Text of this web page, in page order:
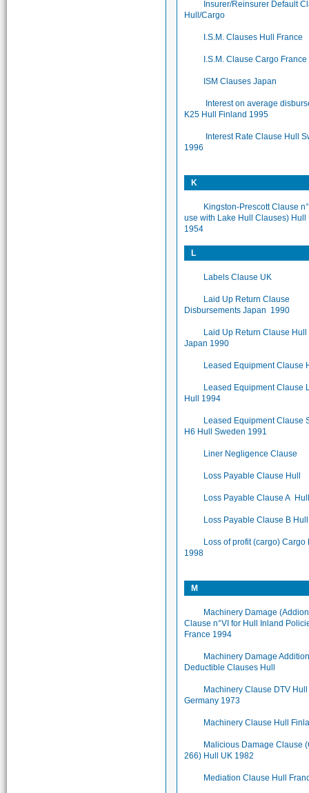
Insurer/Reinsurer Default
Hull/Cargo
I.S.M. Clauses Hull France
I.S.M. Clause Cargo
ISM Clauses Japan
Interest on average
K25 Hull Finland 1995
Interest Rate Clause Hull
1996
K
Kingston-Prescott Clause
use with Lake Hull Clauses) Hull
1954
L
Labels Clause UK
Laid Up Return Clause
Disbursements Japan 1990
Laid Up Return Clause Hull
Japan 1990
Leased Equipment Clause
Leased Equipment Clause
Hull 1994
Leased Equipment Clause
H6 Hull Sweden 1991
Liner Negligence Clause
Loss Payable Clause Hull
Loss Payable Clause A
Loss Payable Clause B
Loss of profit (cargo) Cargo
1998
M
Machinery Damage
Clause n°VI for Hull Inland
France 1994
Machinery Damage
Deductible Clauses Hull
Machinery Clause DTV Hull
Germany 1973
Machinery Clause Hull
Malicious Damage Clause
266) Hull UK 1982
Mediation Clause Hull